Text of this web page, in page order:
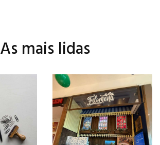
As mais lidas